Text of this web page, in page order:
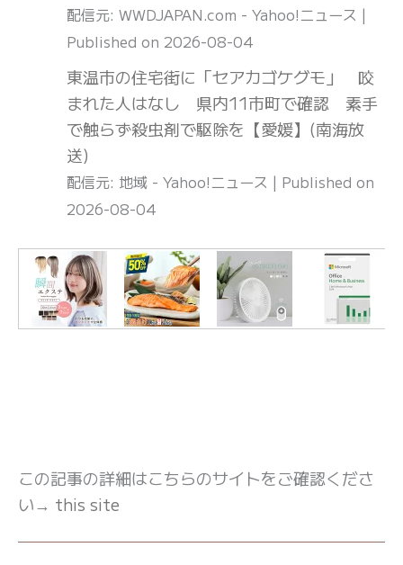
配信元: WWDJAPAN.com - Yahoo!ニュース
Published on 2026-08-04
東温市の住宅街に「セアカゴケグモ」 咬
まれた人はなし 県内11市町で確認 素手
で触らず殺虫剤で駆除を【愛媛】(南海放
送)
配信元: 地域 - Yahoo!ニュース
Published on
2026-08-04
この記事の詳細はこちらのサイトをご確認くださ
い→ this site